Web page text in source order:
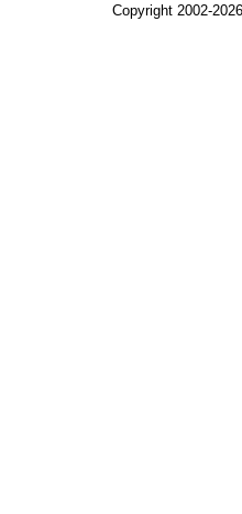
Copyright 2002-2026